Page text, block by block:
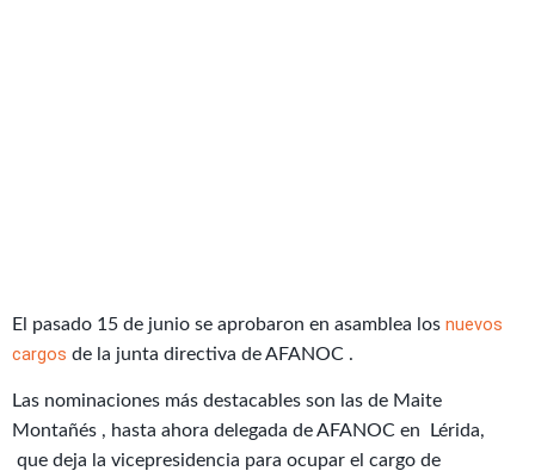
El pasado 15 de junio se aprobaron en asamblea los nuevos
cargos de la junta directiva de AFANOC .
Las nominaciones más destacables son las de Maite
Montañés , hasta ahora delegada de AFANOC en Lérida,
que deja la vicepresidencia para ocupar el cargo de